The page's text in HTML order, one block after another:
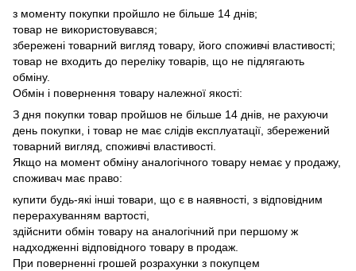
з моменту покупки пройшло не більше 14 днів;
товар не використовувався;
збережені товарний вигляд товару, його споживчі властивості;
товар не входить до переліку товарів, що не підлягають
обміну.
Обмін і повернення товару належної якості:
З дня покупки товар пройшов не більше 14 днів, не рахуючи
день покупки, і товар не має слідів експлуатації, збережений
товарний вигляд, споживчі властивості.
Якщо на момент обміну аналогічного товару немає у продажу,
споживач має право:
купити будь-які інші товари, що є в наявності, з відповідним
перерахуванням вартості,
здійснити обмін товару на аналогічний при першому ж
надходженні відповідного товару в продаж.
При поверненні грошей розрахунки з покупцем